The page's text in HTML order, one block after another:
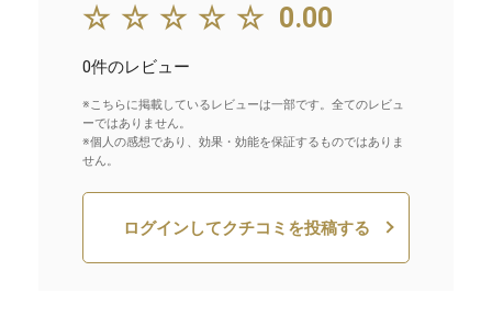
☆☆☆☆☆ 0.00
0件のレビュー
※こちらに掲載しているレビューは一部です。全てのレビュ
ーではありません。
※個人の感想であり、効果・効能を保証するものではありま
せん。
ログインしてクチコミを投稿する